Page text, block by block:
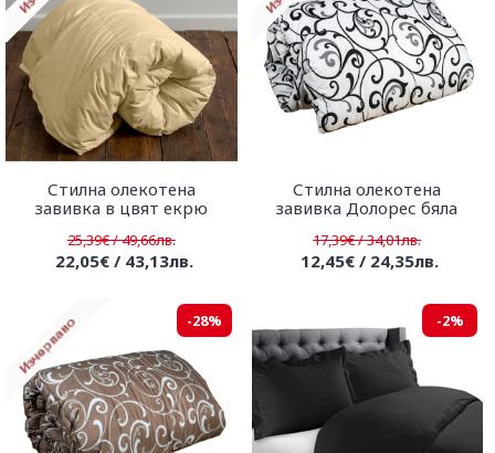
Стилна олекотена
завивка в цвят екрю
25,39€ / 49,66лв.
22,05€ / 43,13лв.
Стилна олекотена
завивка Долорес бяла
17,39€ / 34,01лв.
12,45€ / 24,35лв.
-28% -2%